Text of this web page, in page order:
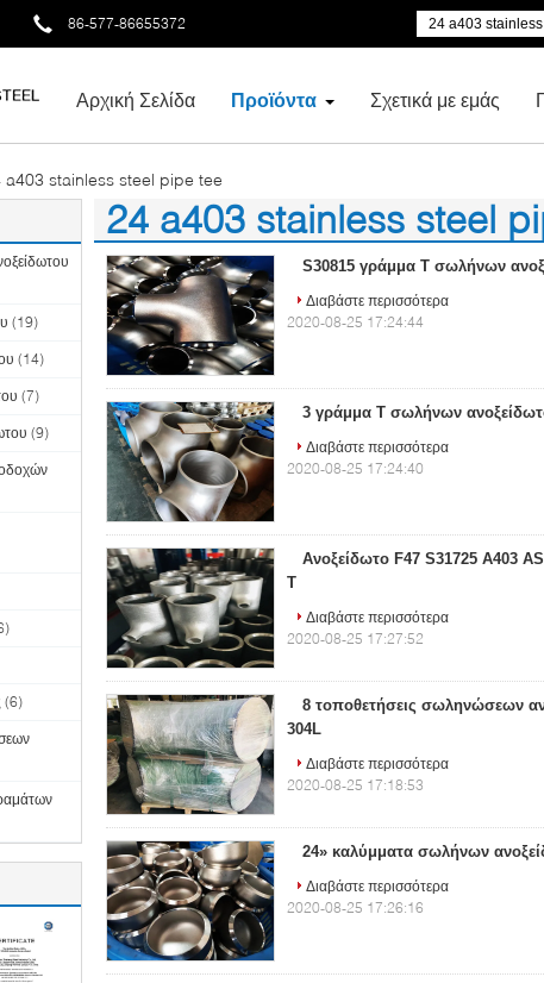
86-577-86655372
Αρχική Σελίδα Προϊόντα Σχετικά με εμάς
a403 stainless steel pipe tee
(19)
(14)
(7)
(9)
(6)
24 a403 stainless steel
(38) S30815 γράμμα Τ σωλήνων
Διαβάστε περισσότερα
2020-08-25 17:24:44
3 γράμμα Τ σωλήνων
Διαβάστε περισσότερα
2020-08-25 17:24:40
Ανοξείδωτο F47 S31725 A403
Τ
Διαβάστε περισσότερα
2020-08-25 17:27:52
8 τοποθετήσεις σωληνώσεων
304L
Διαβάστε περισσότερα
2020-08-25 17:18:53
24» καλύμματα σωλήνων
Διαβάστε περισσότερα
2020-08-25 17:26:16